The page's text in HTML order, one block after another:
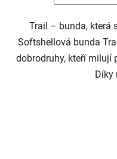
Trail – bunda, která
Softshellová bunda
dobrodruhy, kteří milují
Díky